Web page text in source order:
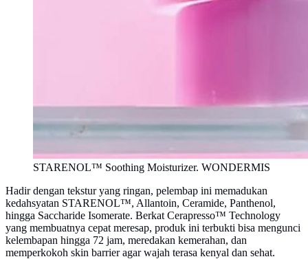
STARENOL™ Soothing Moisturizer. WONDERMIS
Hadir dengan tekstur yang ringan, pelembap ini memadukan
kedahsyatan STARENOL™, Allantoin, Ceramide, Panthenol,
hingga Saccharide Isomerate. Berkat Cerapresso™ Technology
yang membuatnya cepat meresap, produk ini terbukti bisa mengunci
kelembapan hingga 72 jam, meredakan kemerahan, dan
memperkokoh skin barrier agar wajah terasa kenyal dan sehat.